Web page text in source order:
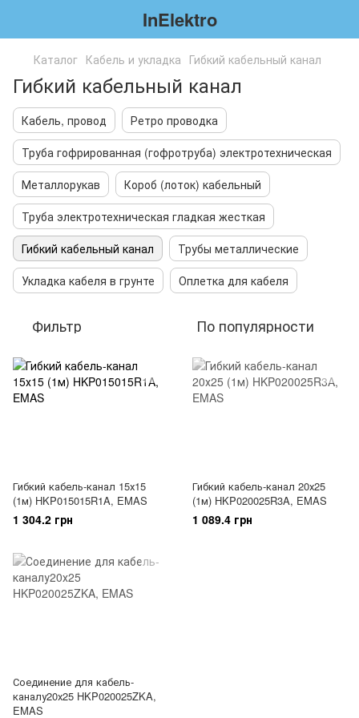
InElektro
Каталог Кабель и укладка Гибкий кабельный канал
Гибкий кабельный канал
Кабель, провод
Ретро проводка
Труба гофрированная (гофротруба) электротехническая
Металлорукав
Короб (лоток) кабельный
Труба электротехническая гладкая жесткая
Гибкий кабельный канал
Трубы металлические
Укладка кабеля в грунте
Оплетка для кабеля
Фильтр По популярности
Гибкий кабель-канал 15х15
(1м) HKP015015R1A, EMAS
1 304.2 грн
Гибкий кабель-канал 20х25
(1м) HKP020025R3A, EMAS
1 089.4 грн
Соединение для кабель-
каналу20х25 HKP020025ZKA,
EMAS